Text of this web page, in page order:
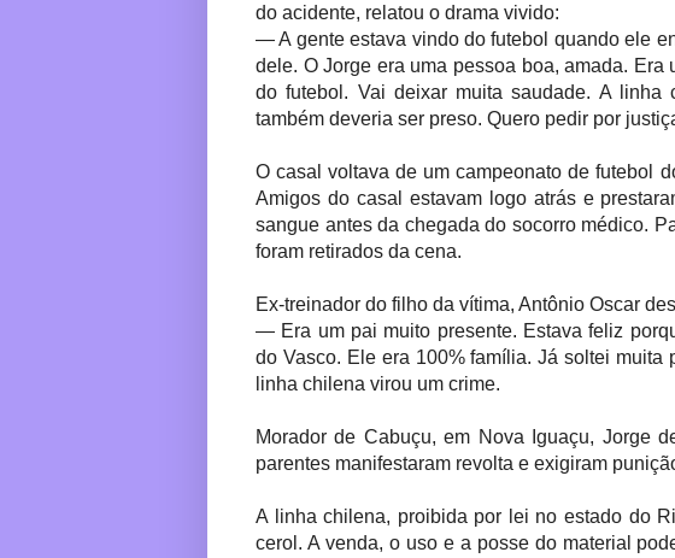
do acidente, relatou o drama vivido:
— A gente estava vindo do futebol quando ele
dele. O Jorge era uma pessoa boa, amada.
do futebol. Vai deixar muita saudade. A
também deveria ser preso. Quero pedir por
O casal voltava de um campeonato de futebol
Amigos do casal estavam logo atrás e
sangue antes da chegada do socorro médico.
foram retirados da cena.
Ex-treinador do filho da vítima, Antônio Oscar
— Era um pai muito presente. Estava feliz
do Vasco. Ele era 100% família. Já soltei
linha chilena virou um crime.
Morador de Cabuçu, em Nova Iguaçu, Jorge
parentes manifestaram revolta e exigiram
A linha chilena, proibida por lei no estado do
cerol. A venda, o uso e a posse do material